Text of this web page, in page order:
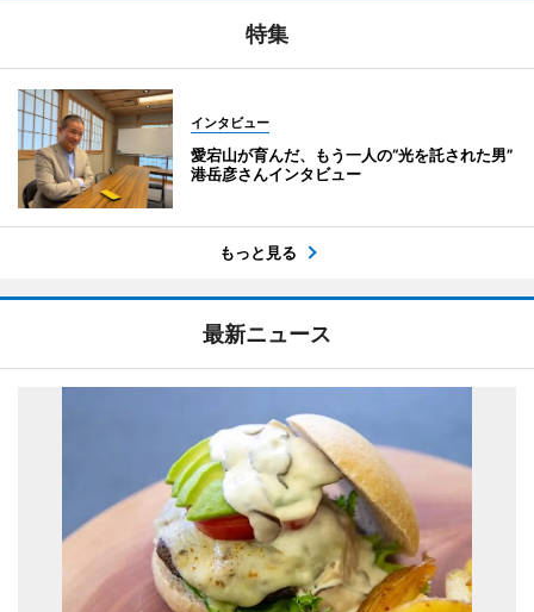
特集
インタビュー
愛宕山が育んだ、もう一人の“光を託された男”
港岳彦さんインタビュー
もっと見る
最新ニュース